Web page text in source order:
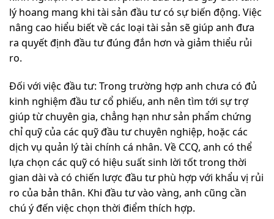
lý hoang mang khi tài sản đầu tư có sự biến động. Việc
nâng cao hiểu biết về các loại tài sản sẽ giúp anh đưa
ra quyết định đầu tư đúng đắn hơn và giảm thiểu rủi
ro.
Đối với việc đầu tư: Trong trường hợp anh chưa có đủ
kinh nghiệm đầu tư cổ phiếu, anh nên tìm tới sự trợ
giúp từ chuyên gia, chẳng hạn như sản phẩm chứng
chỉ quỹ của các quỹ đầu tư chuyên nghiệp, hoặc các
dịch vụ quản lý tài chính cá nhân. Về CCQ, anh có thể
lựa chọn các quỹ có hiệu suất sinh lời tốt trong thời
gian dài và có chiến lược đầu tư phù hợp với khẩu vị rủi
ro của bản thân. Khi đầu tư vào vàng, anh cũng cần
chú ý đến việc chọn thời điểm thích hợp.